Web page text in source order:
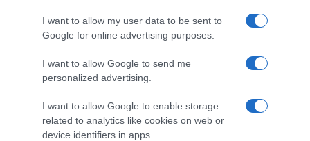
I want to allow my user data to be sent to
Google for online advertising purposes.
I want to allow Google to send me
personalized advertising.
I want to allow Google to enable storage
related to analytics like cookies on web or
device identifiers in apps.
Η Βασιλική Πολύζου υποστηρίζει από την πλευρά της ότι η
εγκληματικής οργάνωσης